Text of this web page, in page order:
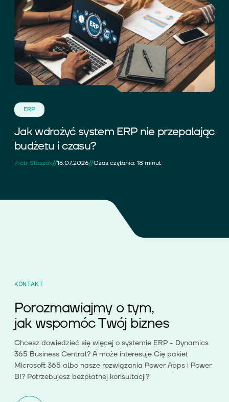
ERP
Jak wdrożyć system ERP nie przepalając
budżetu i czasu?
Piotr Staszak//16.07.2026//Czas czytania: 18 minut
KONTAKT
Porozmawiajmy o tym,
jak wspomóc Twój biznes
Chcesz dowiedzieć się więcej o systemie ERP - Dynamics
365 Business Central? A może interesuje Cię pakiet
Microsoft 365 albo nasze rozwiązania Power Apps i Power
BI? Potrzebujesz bezpłatnej konsultacji?